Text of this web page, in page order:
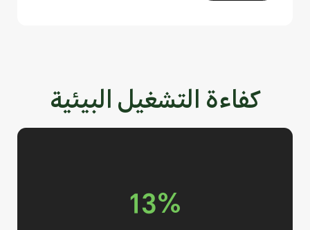
كفاءة التشغيل البيئية
13%